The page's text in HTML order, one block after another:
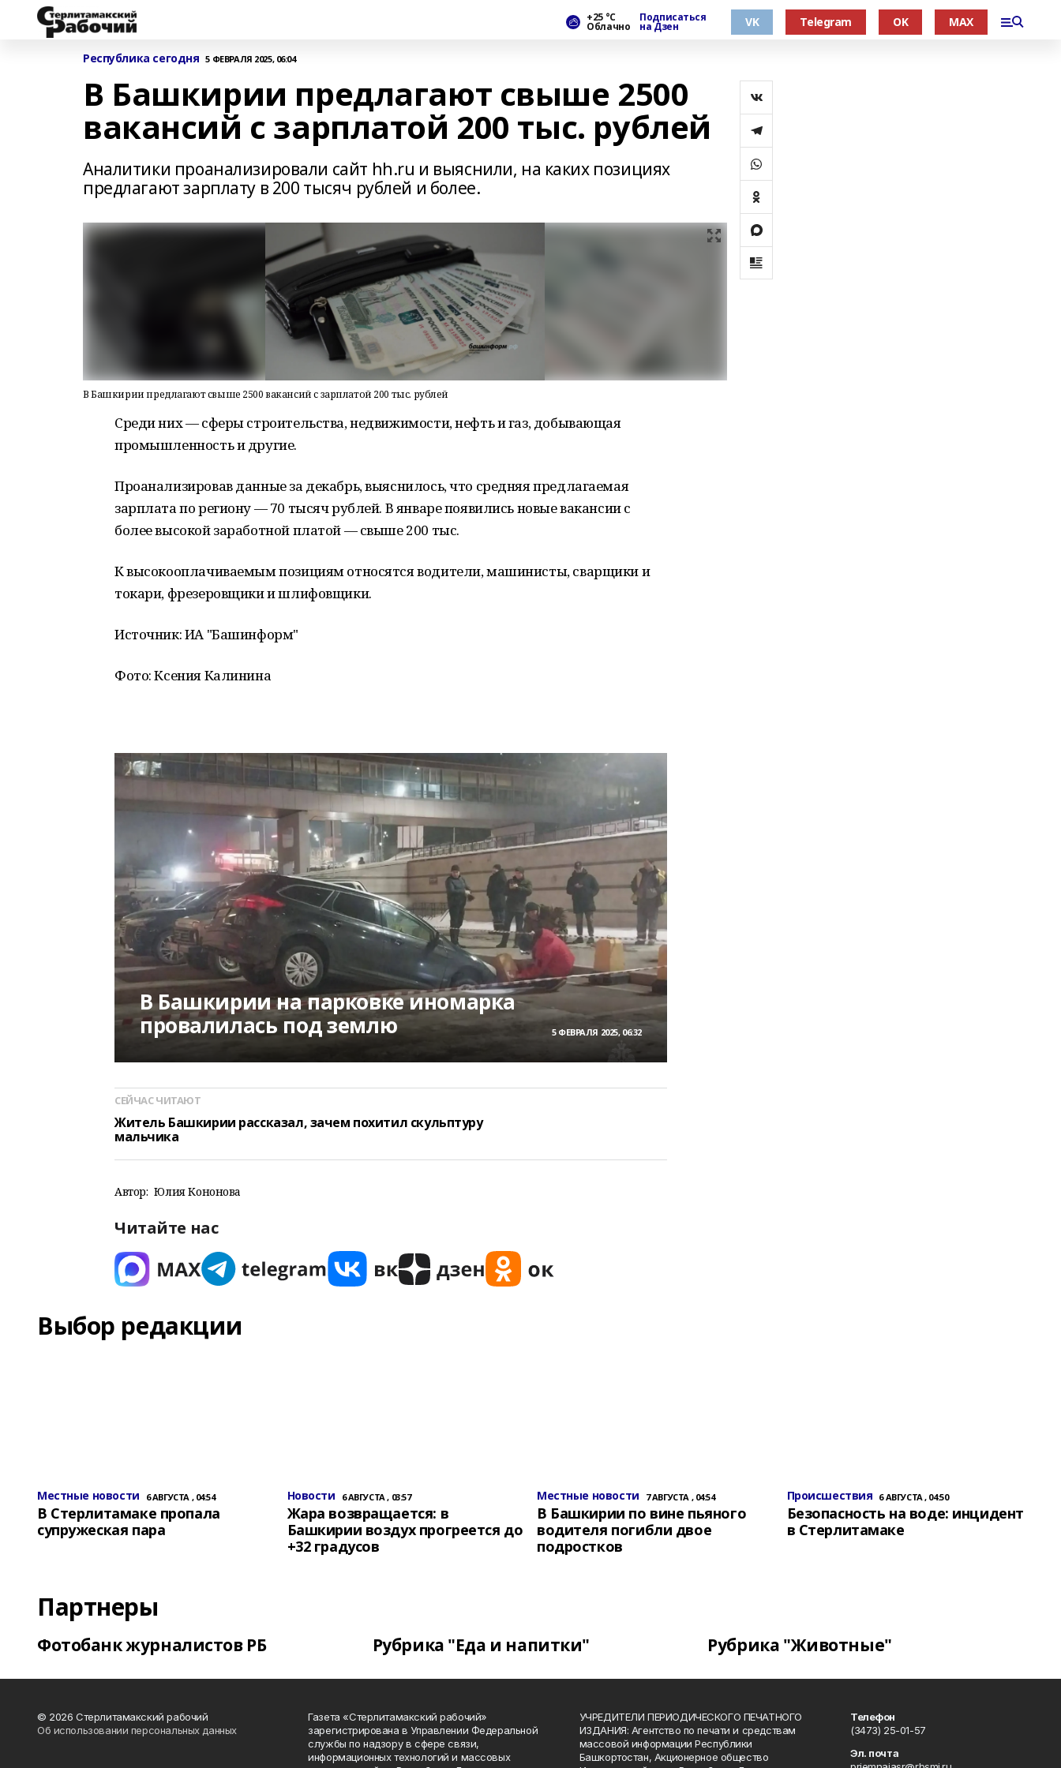
+25 °С
Облачно
Подписаться
на Дзен VK Telegram OK MAX
Республика сегодня 5 ФЕВРАЛЯ 2025, 06:04
В Башкирии предлагают свыше 2500
вакансий с зарплатой 200 тыс. рублей
Аналитики проанализировали сайт hh.ru и выяснили, на каких позициях
предлагают зарплату в 200 тысяч рублей и более.
В Башкирии предлагают свыше 2500 вакансий с зарплатой 200 тыс. рублей
Среди них — сферы строительства, недвижимости, нефть и газ, добывающая
промышленность и другие.
Проанализировав данные за декабрь, выяснилось, что средняя предлагаемая
зарплата по региону — 70 тысяч рублей. В январе появились новые вакансии с
более высокой заработной платой — свыше 200 тыс.
К высокооплачиваемым позициям относятся водители, машинисты, сварщики и
токари, фрезеровщики и шлифовщики.
Источник: ИА "Башинформ"
Фото: Ксения Калинина
В Башкирии на парковке иномарка
провалилась под землю
5 ФЕВРАЛЯ 2025, 06:32
СЕЙЧАС ЧИТАЮТ
Житель Башкирии рассказал, зачем похитил скульптуру
мальчика
Автор: Юлия Кононова
Читайте нас
Выбор редакции
Местные новости 6 АВГУСТА , 04:54
В Стерлитамаке пропала
супружеская пара
Новости 6 АВГУСТА , 03:57
Жара возвращается: в
Башкирии воздух прогреется до
+32 градусов
Местные новости 7 АВГУСТА , 04:54
В Башкирии по вине пьяного
водителя погибли двое
подростков
Происшествия 6 АВГУСТА , 04:50
Безопасность на воде: инцидент
в Стерлитамаке
Партнеры
Фотобанк журналистов РБ Рубрика "Еда и напитки" Рубрика "Животные"
© 2026 Стерлитамакский рабочий
Об использовании персональных данных
Газета «Стерлитамакский рабочий»
зарегистрирована в Управлении Федеральной
службы по надзору в сфере связи,
информационных технологий и массовых
УЧРЕДИТЕЛИ ПЕРИОДИЧЕСКОГО ПЕЧАТНОГО
ИЗДАНИЯ: Агентство по печати и средствам
массовой информации Республики
Башкортостан, Акционерное общество
Телефон
(3473) 25-01-57
Эл. почта